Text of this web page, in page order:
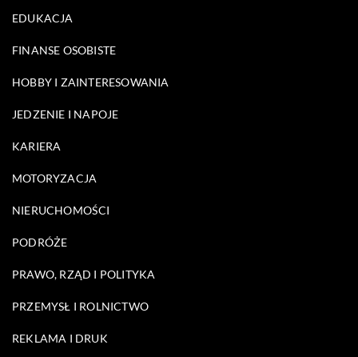
EDUKACJA
FINANSE OSOBISTE
HOBBY I ZAINTERESOWANIA
JEDZENIE I NAPOJE
KARIERA
MOTORYZACJA
NIERUCHOMOŚCI
PODRÓŻE
PRAWO, RZĄD I POLITYKA
PRZEMYSŁ I ROLNICTWO
REKLAMA I DRUK